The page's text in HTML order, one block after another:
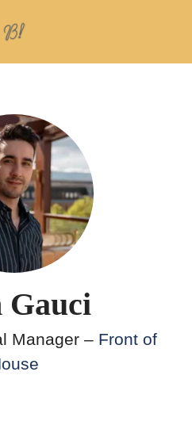
Gauci
Manager – Front of